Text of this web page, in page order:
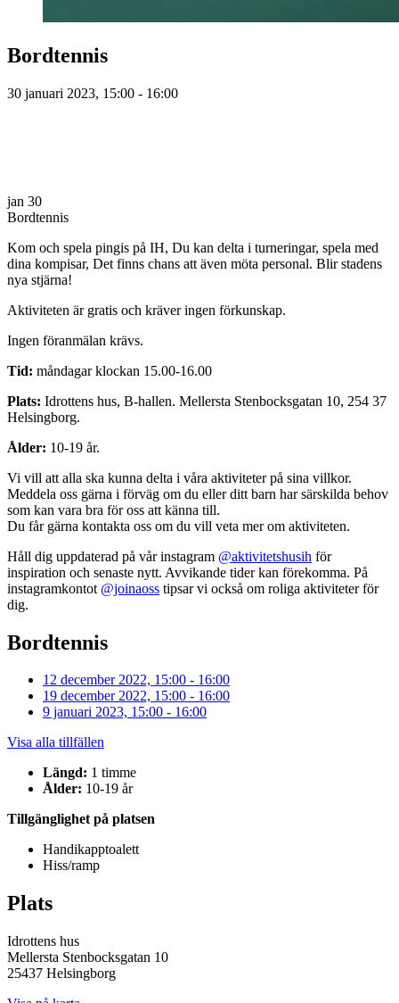
Bordtennis
30 januari 2023, 15:00 - 16:00
jan 30
Bordtennis
Kom och spela pingis på IH, Du kan delta i turneringar, spela med
dina kompisar, Det finns chans att även möta personal. Blir stadens
nya stjärna!
Aktiviteten är gratis och kräver ingen förkunskap.
Ingen föranmälan krävs.
Tid: måndagar klockan 15.00-16.00
Plats: Idrottens hus, B-hallen. Mellersta Stenbocksgatan 10, 254 37
Helsingborg.
Ålder: 10-19 år.
Vi vill att alla ska kunna delta i våra aktiviteter på sina villkor.
Meddela oss gärna i förväg om du eller ditt barn har särskilda behov
som kan vara bra för oss att känna till.
Du får gärna kontakta oss om du vill veta mer om aktiviteten.
Håll dig uppdaterad på vår instagram @aktivitetshusih för
inspiration och senaste nytt. Avvikande tider kan förekomma. På
instagramkontot @joinaoss tipsar vi också om roliga aktiviteter för
dig.
Bordtennis
12 december 2022, 15:00 - 16:00
19 december 2022, 15:00 - 16:00
9 januari 2023, 15:00 - 16:00
Visa alla tillfällen
Längd: 1 timme
Ålder: 10-19 år
Tillgänglighet på platsen
Handikapptoalett
Hiss/ramp
Plats
Idrottens hus
Mellersta Stenbocksgatan 10
25437 Helsingborg